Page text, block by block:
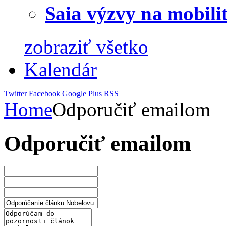
Saia výzvy na
zobraziť všetko
Kalendár
Twitter Facebook Google Plus RSS
HomeOdporučiť emailom
Odporučiť emailom